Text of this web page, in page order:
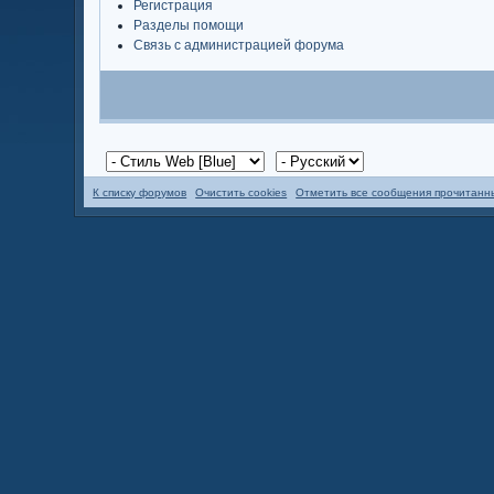
Регистрация
Разделы помощи
Связь с администрацией форума
К списку форумов Очистить cookies Отметить все сообщения